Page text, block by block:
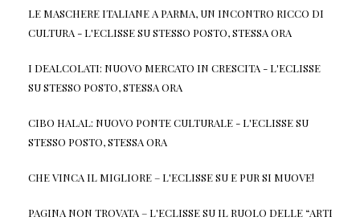
LE MASCHERE ITALIANE A PARMA, UN INCONTRO RICCO DI
CULTURA - L'ECLISSESUSTESSO POSTO, STESSA ORA
I DEALCOLATI: NUOVO MERCATO IN CRESCITA - L'ECLISSE
SUSTESSO POSTO, STESSA ORA
CIBO HALAL: NUOVO PONTE CULTURALE - L'ECLISSESU
STESSO POSTO, STESSA ORA
CHE VINCA IL MIGLIORE – L'ECLISSESU E PUR SI MUOVE!
PAGINA NON TROVATA – L'ECLISSESU IL RUOLO DELLE “ARTI